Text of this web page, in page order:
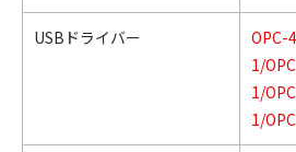
USBドライバー
OPC-
1/
1/
1/